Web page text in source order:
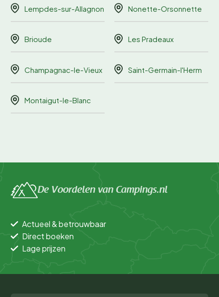
Lempdes-sur-Allagnon Nonette-Orsonnette
Brioude Les Pradeaux
Champagnac-le-Vieux Saint-Germain-l'Herm
Montaigut-le-Blanc
De Voordelen van Campings.nl
Actueel & betrouwbaar
Direct boeken
Lage prijzen